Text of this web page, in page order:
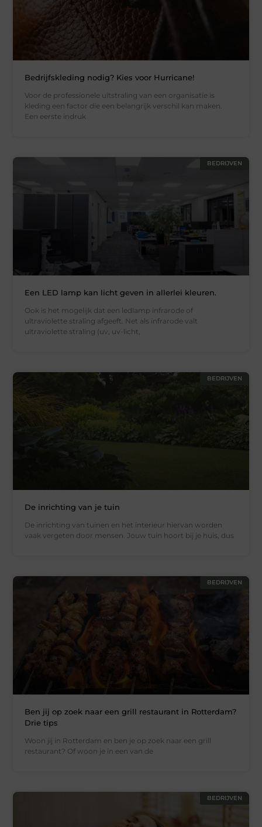
Bedrijfskleding nodig? Kies voor Hurricane!
Voor de professionele uitstraling van een organisatie is
kleding een factor die een belangrijk verschil kan maken.
Een eerste indruk
BEDRIJVEN
Een LED lamp kan licht geven in allerlei kleuren.
Ook is het mogelijk dat een ledlamp infrarode of
ultraviolette straling afgeeft. Net als infrarode valt
ultraviolette straling (uv, uv-licht,
BEDRIJVEN
De inrichting van je tuin
De inrichting van tuinen en het interieur hiervan worden
vaak vergeten door mensen. Jouw tuin hoort bij je huis, dus
BEDRIJVEN
Ben jij op zoek naar een grill restaurant in Rotterdam?
Drie tips
Woon jij in Rotterdam en ben je op zoek naar een grill
restaurant? Of woon je in een van de
BEDRIJVEN